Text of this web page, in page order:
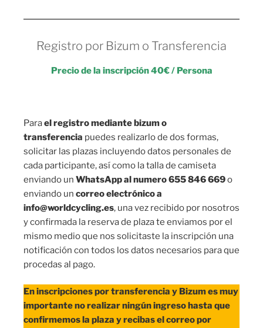
Registro por Bizum o Transferencia
Precio de la inscripción 40€ / Persona
Parael registro mediante bizum o
transferencia puedes realizarlo de dos formas,
solicitar las plazas incluyendo datos personales de
cada participante, así como la talla de camiseta
enviando un WhatsApp al numero 655 846 669o
enviando un correo electrónico a
info@worldcycling.es, una vez recibido por nosotros
y confirmada la reserva de plaza te enviamos por el
mismo medio que nos solicitaste la inscripción una
notificación con todos los datos necesarios para que
procedas al pago.
En inscripciones por transferencia y Bizum es muy
importante no realizar ningún ingreso hasta que
confirmemos la plaza y recibas el correo por